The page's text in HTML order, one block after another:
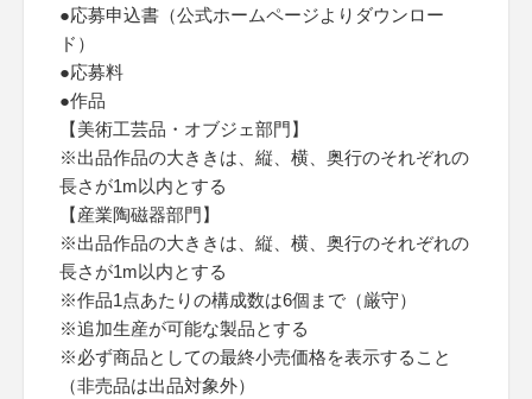
●応募申込書（公式ホームページよりダウンロー
ド）
●応募料
●作品
【美術工芸品・オブジェ部門】
※出品作品の大ききは、縦、横、奥行のそれぞれの
長さが1m以内とする
【産業陶磁器部門】
※出品作品の大ききは、縦、横、奥行のそれぞれの
長さが1m以内とする
※作品1点あたりの構成数は6個まで（厳守）
※追加生産が可能な製品とする
※必ず商品としての最終小売価格を表示すること
（非売品は出品対象外）